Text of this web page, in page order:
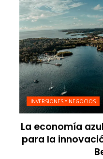
INVERSIONES Y NEGOCIOS
La economía
para la